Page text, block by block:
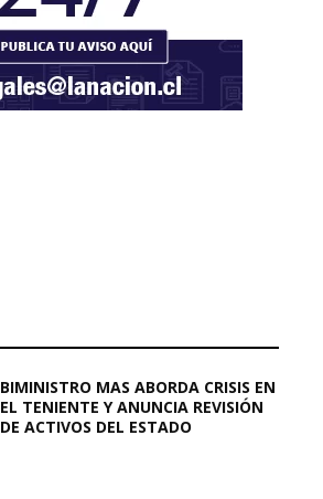
BIMINISTRO MAS ABORDA CRISIS EN
EL TENIENTE Y ANUNCIA REVISIÓN
DE ACTIVOS DEL ESTADO